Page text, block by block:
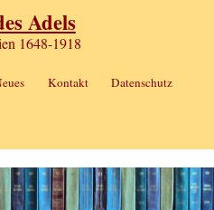
Adels
1648-1918
Kontakt Datenschutz